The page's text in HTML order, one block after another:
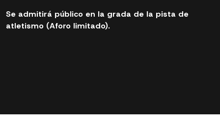
Se admitirá público en la grada de la pista de
atletismo (Aforo limitado).